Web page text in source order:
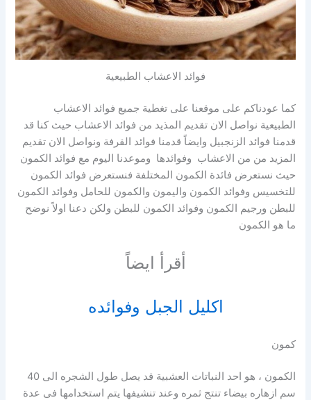
فوائد الاعشاب الطبيعية
كما عودناكم على موقعنا على تغطية جميع فوائد الاعشاب
الطبيعية نواصل الان تقديم المذيد من فوائد الاعشاب حيث كنا قد
قدمنا فوائد الزنجبيل وايضاً قدمنا فوائد القرفة ونواصل الان تقديم
المزيد من من الاعشاب وفوائدها وموعدنا اليوم مع فوائد الكمون
حيث نستعرض فائدة الكمون المختلفة فنستعرض فوائد الكمون
للتخسيس وفوائد الكمون واليمون والكمون للحامل وفوائد الكمون
للبطن ورجيم الكمون وفوائد الكمون للبطن ولكن دعنا اولاً نوضح
ما هو الكمون
أقرأ ايضاً
اكليل الجبل وفوائده
كمون
الكمون ، هو احد النباتات العشبية قد يصل طول الشجره الى 40
سم ازهاره بيضاء تنتج ثمره وعند تنشيفها يتم استخدامها فى عدة